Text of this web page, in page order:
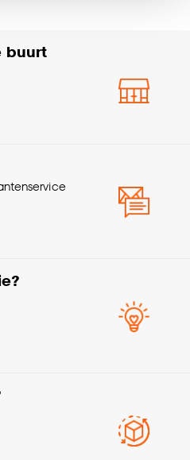
Je kunt er ook
aanpassen’ te
je deze keuze altijd nog
onze
10 CM
buurt